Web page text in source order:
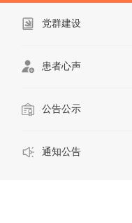
党群建设
患者心声
公告公示
通知公告